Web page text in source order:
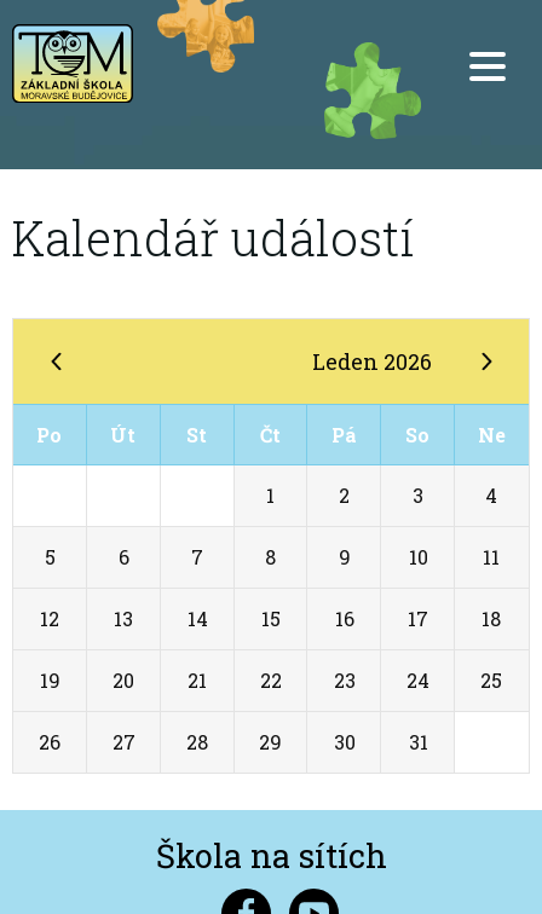
Kalendář událostí
Leden 2026
Po Út St Čt Pá So Ne
1 2 3 4
5 6 7 8 9 10 11
12 13 14 15 16 17 18
19 20 21 22 23 24 25
26 27 28 29 30 31
Škola na sítích